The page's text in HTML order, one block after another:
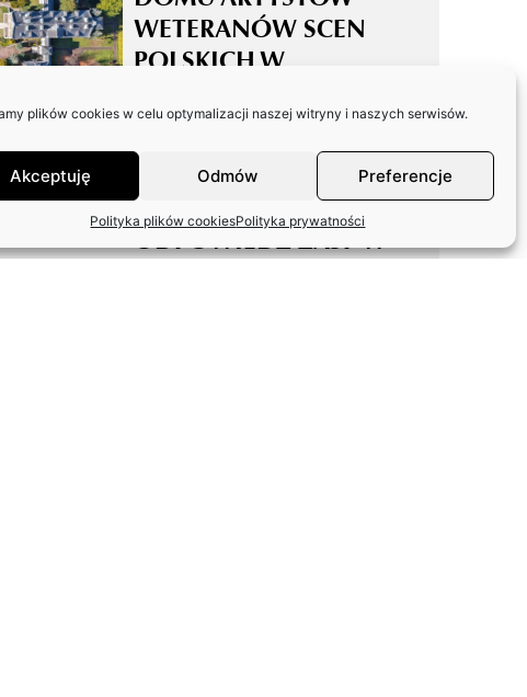
plików cookies w celu optymalizacji naszej witryny i naszych serwisów.
Akceptuję Odmów Preferencje
Polityka plików cookiesPolityka prywatności
WETERANÓW SCEN
POLSKICH W
ODPOWIEDŹ ZASP W